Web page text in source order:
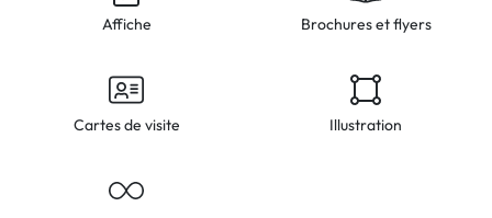
Affiche Brochures et flyers
Cartes de visite Illustration